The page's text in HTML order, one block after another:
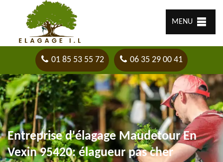
MENU
01 85 53 55 72 06 35 29 00 41
Entreprise d'élagage Maudetour En
Vexin 95420: élagueur pas cher